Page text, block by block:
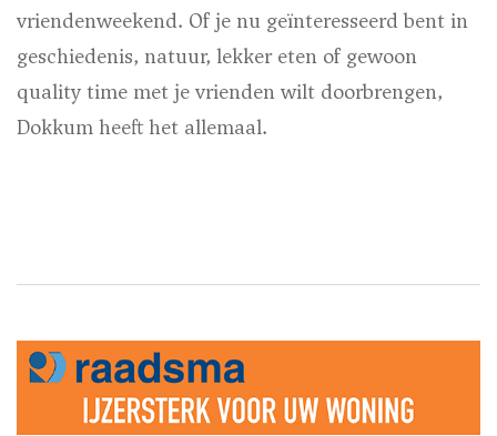
vriendenweekend. Of je nu geïnteresseerd bent in
geschiedenis, natuur, lekker eten of gewoon
quality time met je vrienden wilt doorbrengen,
Dokkum heeft het allemaal.